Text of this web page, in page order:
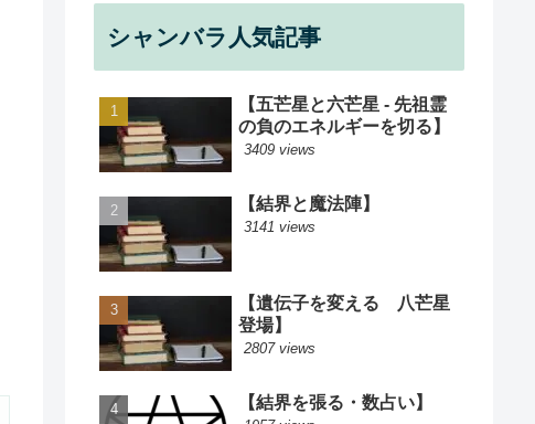
シャンバラ人気記事
【五芒星と六芒星 - 先祖霊
の負のエネルギーを切る】
3409 views
【結界と魔法陣】
3141 views
【遺伝子を変える 八芒星
登場】
2807 views
【結界を張る・数占い】